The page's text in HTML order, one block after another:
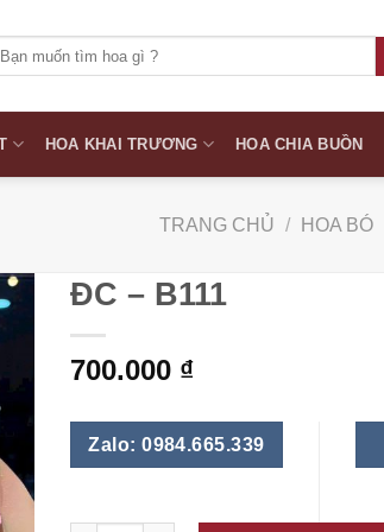
HOA KHAI TRƯƠNG HOA CHIA BUỒN
TRANG CHỦ / HOA BÓ
ĐC – B111
700.000 ₫
Zalo: 0984.665.339